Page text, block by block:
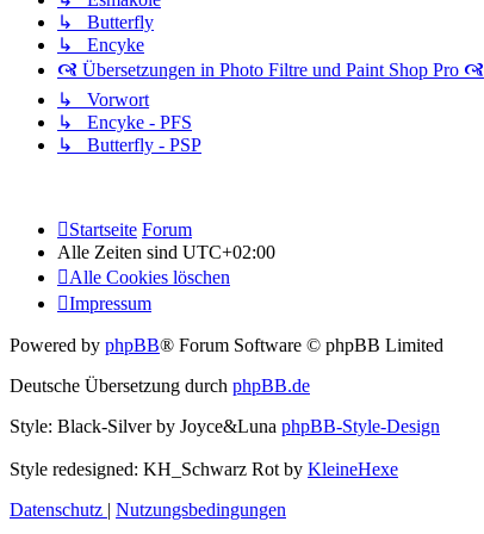
↳ Butterfly
↳ Encyke
🙧 Übersetzungen in Photo Filtre und Paint Shop Pro 🙧
↳ Vorwort
↳ Encyke - PFS
↳ Butterfly - PSP
Startseite Forum
Alle Zeiten sind UTC+02:00
Alle Cookies löschen
Impressum
Powered by phpBB® Forum Software © phpBB Limited
Deutsche Übersetzung durch phpBB.de
Style: Black-Silver by Joyce&Luna phpBB-Style-Design
Style redesigned: KH_Schwarz Rot by KleineHexe
Datenschutz | Nutzungsbedingungen